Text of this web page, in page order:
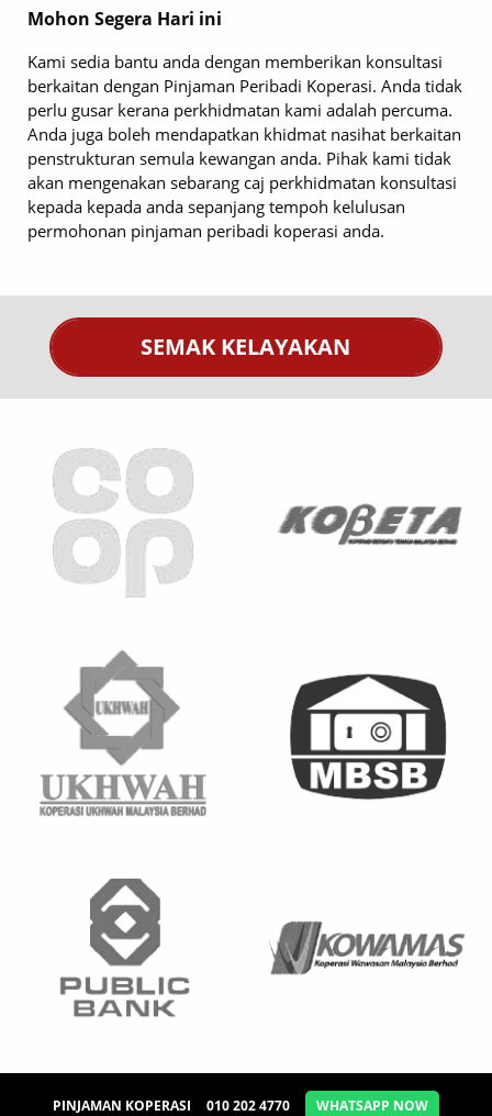
Mohon Segera Hari ini
Kami sedia bantu anda dengan memberikan konsultasi
berkaitan dengan Pinjaman Peribadi Koperasi. Anda tidak
perlu gusar kerana perkhidmatan kami adalah percuma.
Anda juga boleh mendapatkan khidmat nasihat berkaitan
penstrukturan semula kewangan anda. Pihak kami tidak
akan mengenakan sebarang caj perkhidmatan konsultasi
kepada kepada anda sepanjang tempoh kelulusan
permohonan pinjaman peribadi koperasi anda.
SEMAK KELAYAKAN
PINJAMAN KOPERASI 010 202 4770 WHATSAPP NOW